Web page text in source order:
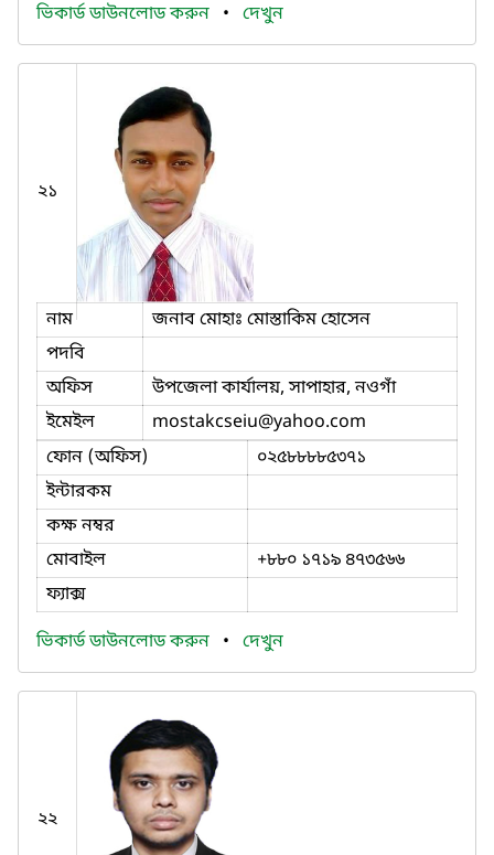
ভিকার্ড ডাউনলোড করুন • দেখুন
২১
নাম
জনাব মোহাঃ মোস্তাকিম হোসেন
পদবি
অফিস
উপজেলা কার্যালয়, সাপাহার, নওগাঁ
ইমেইল
mostakcseiu@yahoo.com
ফোন (অফিস)
০২৫৮৮৮৮৫৩৭১
ইন্টারকম
কক্ষ নম্বর
মোবাইল
+৮৮০ ১৭১৯ ৪৭৩৫৬৬
ফ্যাক্স
ভিকার্ড ডাউনলোড করুন • দেখুন
২২